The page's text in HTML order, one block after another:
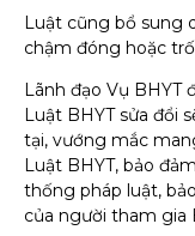
Luật cũng bổ sung
chậm đóng hoặc
Lãnh đạo Vụ BHYT
Luật BHYT sửa đổi
tại, vướng mắc
Luật BHYT, bảo
thống pháp luật,
của người tham gia